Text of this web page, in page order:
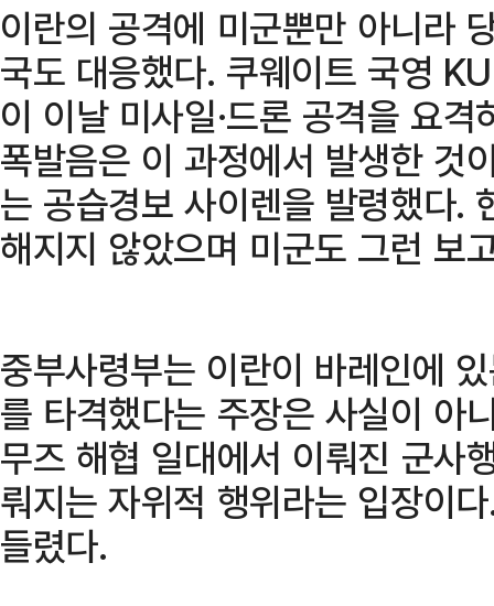
이란의 공격에 미군뿐만 아니라
국도 대응했다. 쿠웨이트 국영
이 이날 미사일·드론 공격을 요
폭발음은 이 과정에서 발생한 것
는 공습경보 사이렌을 발령했다.
해지지 않았으며 미군도 그런 보
중부사령부는 이란이 바레인에
를 타격했다는 주장은 사실이 아
무즈 해협 일대에서 이뤄진 군사
뤄지는 자위적 행위라는 입장이
들렸다.